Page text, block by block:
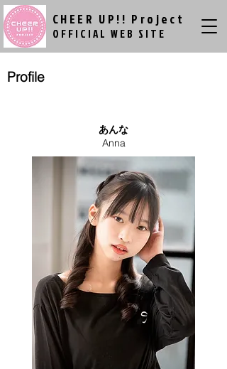
CHEER UP!! Project ​ ​
OFFICIAL WEB SITE
Profile
あんな
Anna